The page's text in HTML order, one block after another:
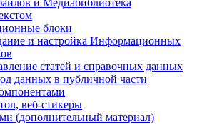
и Медиабиблиотека
блоки
и настройка Информационных
статей и справочных данных
данных в публичной части
веб-стикеры
(дополнительный материал)